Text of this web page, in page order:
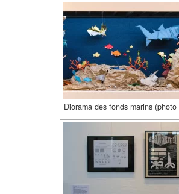
Diorama des fonds marins (photo